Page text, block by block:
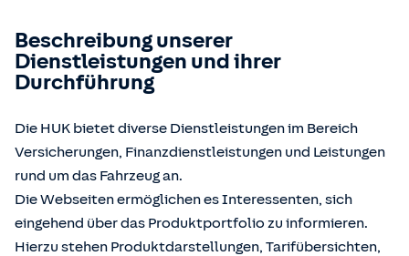
Beschreibung unserer
Dienstleistungen und ihrer
Durchführung
Die HUK bietet diverse Dienstleistungen im Bereich
Versicherungen, Finanzdienstleistungen und Leistungen
rund um das Fahrzeug an.
Die Webseiten ermöglichen es Interessenten, sich
eingehend über das Produktportfolio zu informieren.
Hierzu stehen Produktdarstellungen, Tarifübersichten,